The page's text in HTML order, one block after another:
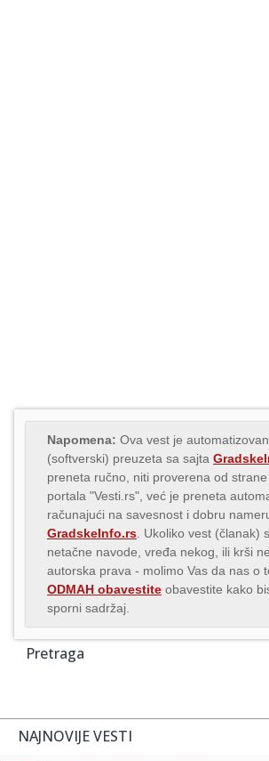
Napomena: Ova vest je
(softverski) preuzeta sa sajta
preneta ručno, niti proverena od
portala "Vesti.rs", već je preneta
računajući na savesnost i dobru
GradskeInfo.rs . Ukoliko vest (članak)
netačne navode, vređa nekog, ili krši
autorska prava - molimo Vas da nas o
ODMAH obavestite obavestite kako
sporni sadržaj.
Pretraga
NAJNOVIJE VESTI